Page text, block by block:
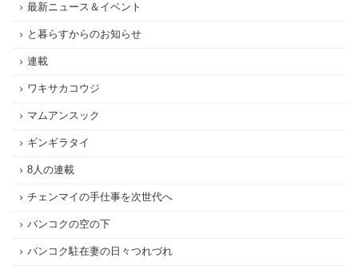
最新ニュース＆イベント
と暮らすからのお知らせ
連載
ワキサカコウジ
マムアンスック
ギンギラタイ
8人の連載
チェンマイの手仕事を次世代へ
バンコクの空の下
バンコク駐在妻の日々つれづれ